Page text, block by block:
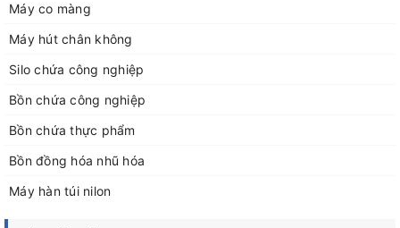
Máy co màng
Máy hút chân không
Silo chứa công nghiệp
Bồn chứa công nghiệp
Bồn chứa thực phẩm
Bồn đồng hóa nhũ hóa
Máy hàn túi nilon